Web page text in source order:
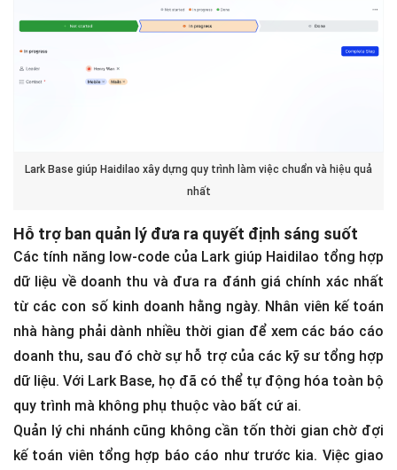
Lark Base giúp Haidilao xây dựng quy trình làm việc chuẩn và hiệu quả
nhất
Hỗ trợ ban quản lý đưa ra quyết định sáng suốt
Các tính năng low-code của Lark giúp Haidilao tổng hợp
dữ liệu về doanh thu và đưa ra đánh giá chính xác nhất
từ các con số kinh doanh hằng ngày. Nhân viên kế toán
nhà hàng phải dành nhiều thời gian để xem các báo cáo
doanh thu, sau đó chờ sự hỗ trợ của các kỹ sư tổng hợp
dữ liệu. Với Lark Base, họ đã có thể tự động hóa toàn bộ
quy trình mà không phụ thuộc vào bất cứ ai.
Quản lý chi nhánh cũng không cần tốn thời gian chờ đợi
kế toán viên tổng hợp báo cáo như trước kia. Việc giao